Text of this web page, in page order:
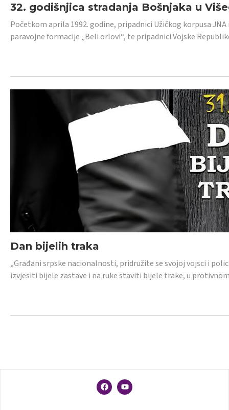
32. godišnjica stradanja Bošnjaka u
Početkom aprila 1992. godine, pripadnici Užičkog korpusa
paravojne formacije „Beli orlovi“, te pripadnici Vojske
Dan bijelih traka
„Građani srpske nacionalnosti, pridružite se svojoj vojsci i
izvjesiti bijele zastave i na ruke staviti bijele trake, u